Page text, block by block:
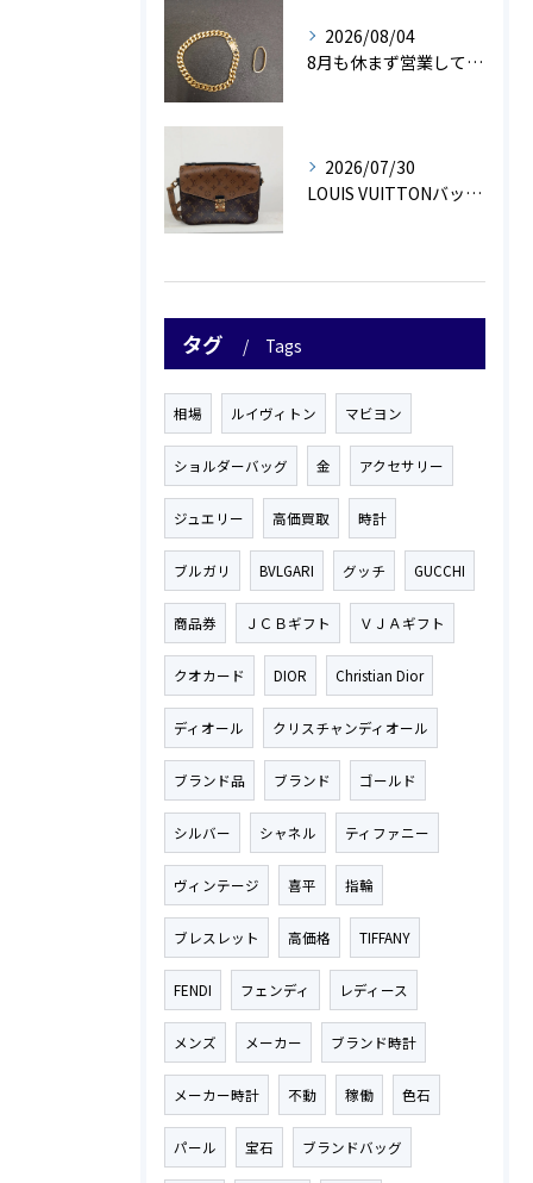
2026/08/04
8月も休まず営業しております！！✨
2026/07/30
LOUIS VUITTONバッグお買取致しました👜✨
タグ Tags
相場 ルイヴィトン マビヨン
ショルダーバッグ 金 アクセサリー
ジュエリー 高価買取 時計
ブルガリ BVLGARI グッチ GUCCHI
商品券 ＪＣＢギフト ＶＪＡギフト
クオカード DIOR Christian Dior
ディオール クリスチャンディオール
ブランド品 ブランド ゴールド
シルバー シャネル ティファニー
ヴィンテージ 喜平 指輪
ブレスレット 高価格 TIFFANY
FENDI フェンディ レディース
メンズ メーカー ブランド時計
メーカー時計 不動 稼働 色石
パール 宝石 ブランドバッグ